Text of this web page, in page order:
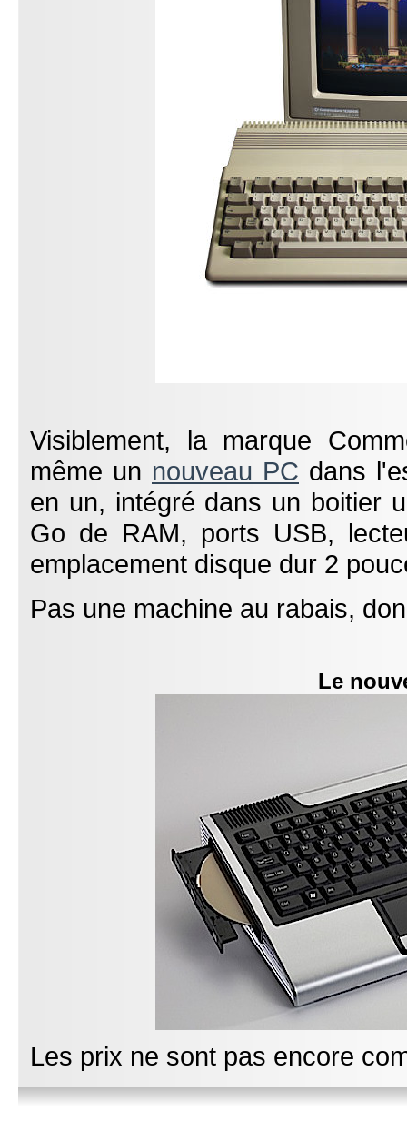
Visiblement, la marque
même un nouveau PC dans
en un, intégré dans un boitier
Go de RAM, ports USB,
emplacement disque dur 2
Pas une machine au rabais,
Le
Les prix ne sont pas encore